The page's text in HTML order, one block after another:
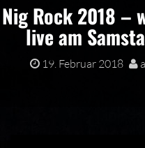
Nig Rock 2018 –
live am
19. Februar 2018